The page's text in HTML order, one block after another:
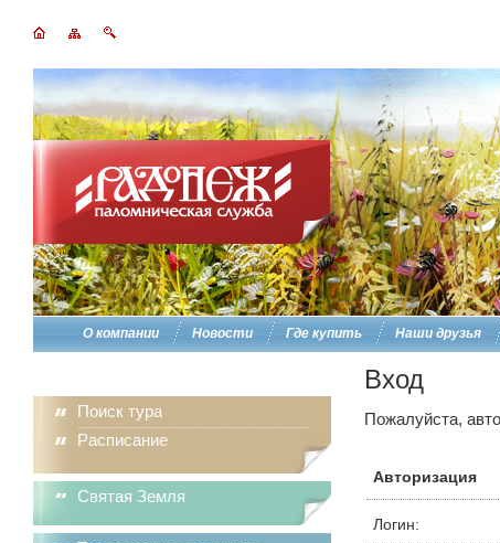
О компании Новости Где купить Наши друзья
Поиск тура
Расписание
Святая Земля
Вход
Пожалуйста,
Авторизация
Логин: